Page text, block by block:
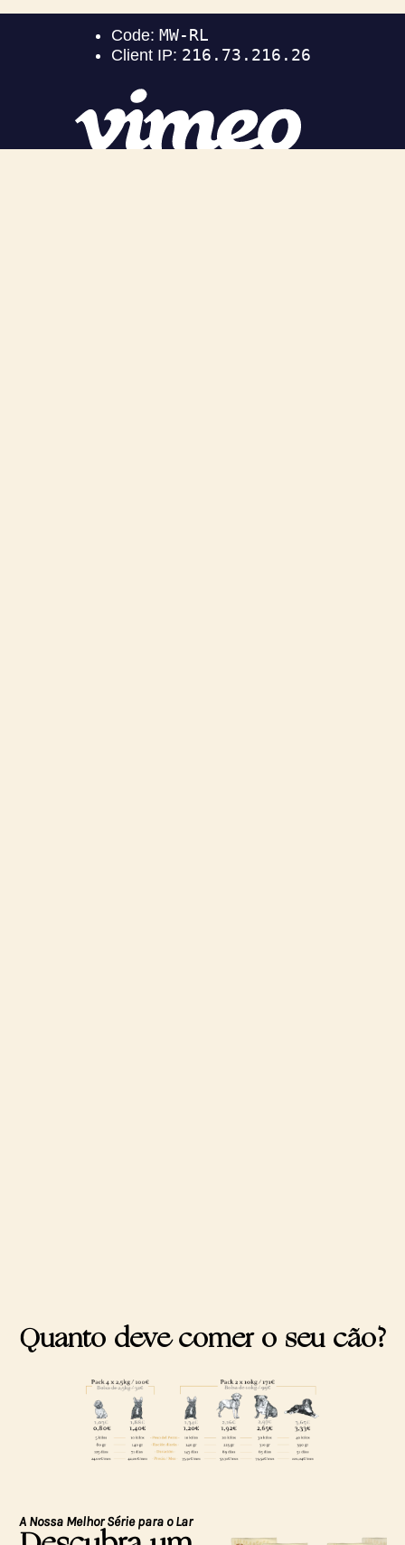
Quanto deve comer o seu cão?
A Nossa Melhor Série para o Lar